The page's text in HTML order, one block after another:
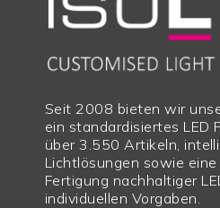
Seit 2008 bieten wir
ein standardisiertes
über 3.550 Artikeln,
Lichtlösungen sowie
Fertigung nachhaltiger
individuellen Vorgaben.